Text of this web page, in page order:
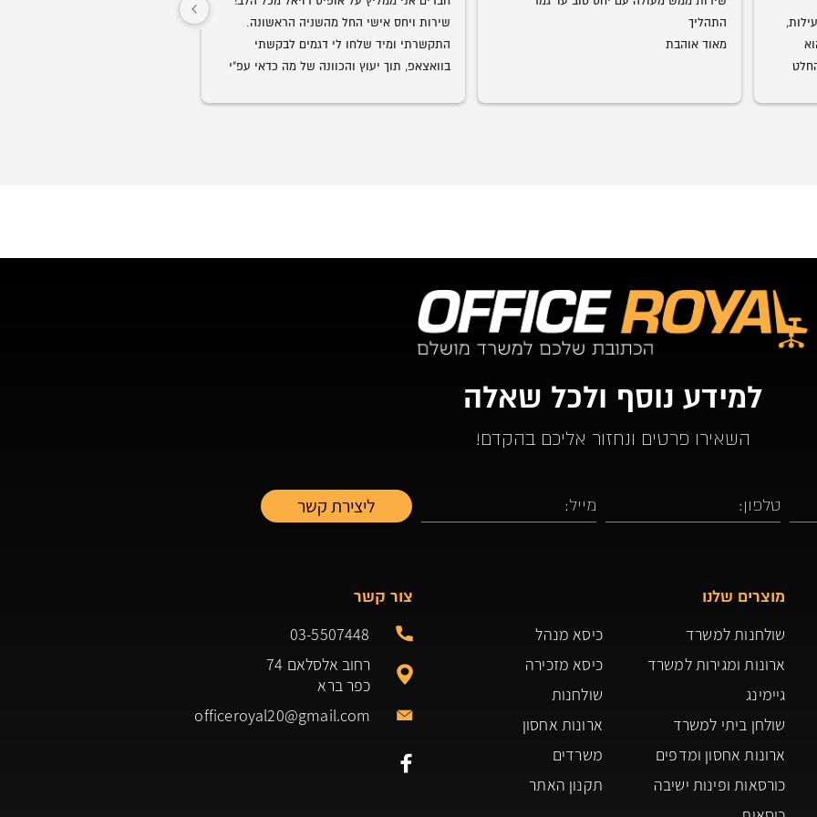
מוצרים ברמת גימור מדהימה. עכשיו הוא
התחיל להביא חדרי ילדים גם אנחנו בהחלט
התהליך
מאוד אוהבת
עמג'אד, גבר שבגברים.
למידע נוסף ולכל שאלה
השאירו פרטים ונחזור אליכם בהקדם!
מוצרים שלנו
שולחנות למשרד
ארונות ומגירות למשרד
גיימינג
שולחן ביתי למשרד
ארונות אחסון ומדפים
כורסאות ופינות ישיבה
כיסא מנהל
כיסא מזכירה
שולחנות
ארונות אחסון
משרדים
תקנון האתר
צור קשר
03-5507448
רחוב אלסלאם 74
כפר ברא
officeroyal20@gmail.com